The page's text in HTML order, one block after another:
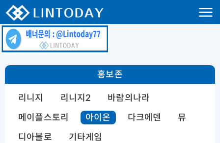
리니지 프리서버 홍보 및 프리서버 홍보 커뮤니티 사이트 린투데이 입니다.
홍보존
리니지 리니지2
바람의나라
메이플스토리
아이온 다크에덴
뮤
디아블로
기타게임